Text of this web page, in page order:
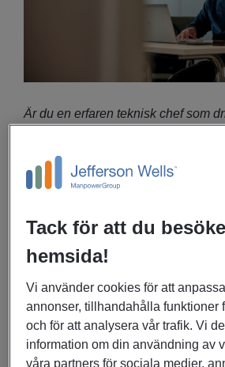
Är du en erfaren teknisk chef som
Om rollen
SomTeknikchefpå ELIQUO
har du det övergripande ansvaret
bolagets fortsatta utveckling och
helhetsansvar för process,
projekteringsledning - med fokus
effektivitet, leveranssäkerhet och
Tack för att du
hemsida!
Vi använder cookies för att
annonser, tillhandahålla funktioner
och för att analysera vår trafik. Vi
information om din användning av
våra partners för sociala medier,